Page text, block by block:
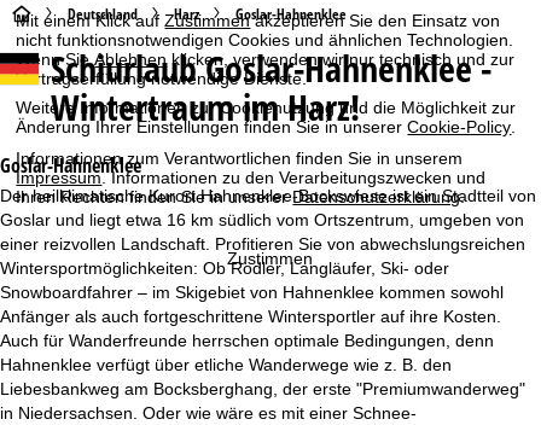
Mit einem Klick aufZustimmenakzeptieren Sie den Einsatz von
nicht funktionsnotwendigen Cookies und ähnlichen Technologien.
Wenn SieAblehnenklicken, verwenden wir nur technisch und zur
Vertragserfüllung notwendige Dienste.
Weitere Informationen zur Cookienutzung und die Möglichkeit zur
Änderung Ihrer Einstellungen finden Sie in unsererCookie-Policy.
Informationen zum Verantwortlichen finden Sie in unserem
Impressum. Informationen zu den Verarbeitungszwecken und
Ihren Rechten finden Sie in unsererDatenschutzerklärung.
Zustimmen
S
t
a
r
t
s
e
i
t
Deutschland Harz Goslar-Hahnenklee
SchiurlaubGoslar-Hahnenklee -
Wintertraum im Harz!
Goslar-Hahnenklee
Der heilklimatische Kurort Hahnenklee-Bockswiese ist ein Stadtteil von
Goslar und liegt etwa 16 km südlich vom Ortszentrum, umgeben von
einer reizvollen Landschaft. Profitieren Sie von abwechslungsreichen
Wintersportmöglichkeiten: Ob Rodler, Langläufer, Ski- oder
Snowboardfahrer – im Skigebiet von Hahnenklee kommen sowohl
Anfänger als auch fortgeschrittene Wintersportler auf ihre Kosten.
Auch für Wanderfreunde herrschen optimale Bedingungen, denn
Hahnenklee verfügt über etliche Wanderwege wie z. B. den
Liebesbankweg am Bocksberghang, der erste "Premiumwanderweg"
in Niedersachsen. Oder wie wäre es mit einer Schnee-